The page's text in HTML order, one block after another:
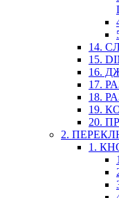
14.
15.
16.
17.
18.
19.
20.
2.
1.